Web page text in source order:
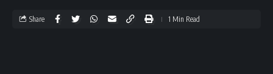
Share 1 Min Read